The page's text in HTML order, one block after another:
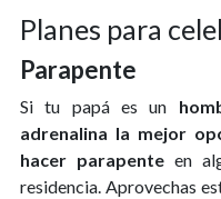
Planes para
Parapente
Si tu papá es un
adrenalina la mejor
hacer parapenteen
residencia. Aprovechas